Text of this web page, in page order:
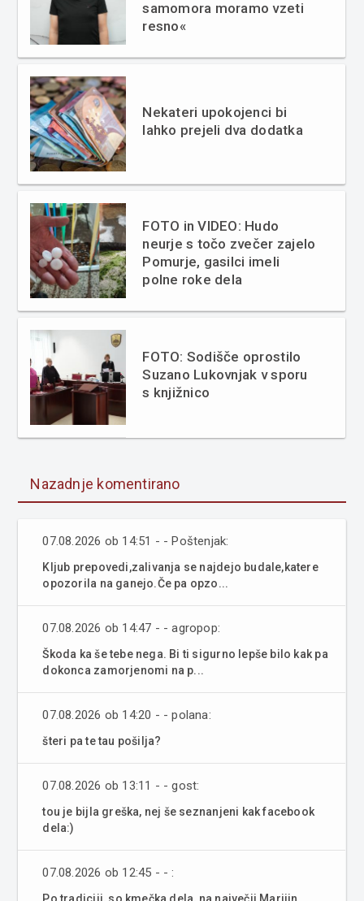
samomora moramo vzeti
resno«
Nekateri upokojenci bi
lahko prejeli dva dodatka
FOTO in VIDEO: Hudo
neurje s točo zvečer zajelo
Pomurje, gasilci imeli
polne roke dela
FOTO: Sodišče oprostilo
Suzano Lukovnjak v sporu
s knjižnico
Nazadnje komentirano
07.08.2026 ob 14:51 - - Poštenjak:
Kljub prepovedi,zalivanja se najdejo budale,katere
opozorila na ganejo.Če pa opzo...
07.08.2026 ob 14:47 - - agropop:
Škoda ka še tebe nega. Bi ti sigurno lepše bilo kak pa
dokonca zamorjenomi na p...
07.08.2026 ob 14:20 - - polana:
šteri pa te tau pošilja?
07.08.2026 ob 13:11 - - gost:
tou je bijla greška, nej še seznanjeni kak facebook
dela:)
07.08.2026 ob 12:45 - - :